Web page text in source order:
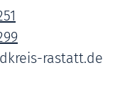
rastatt.de